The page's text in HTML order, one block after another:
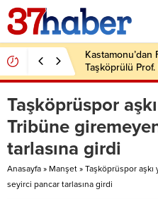
Kastamonu’dan
Taşköprülü
Veriyor
Taşköprüspor
Tribüne
tarlasına girdi
Anasayfa » Manşet » Taşköprüspor
seyirci pancar tarlasına girdi